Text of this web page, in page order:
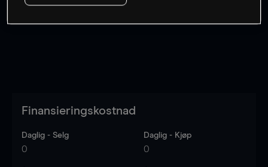
Kursene er veiledende.Log in
Finansieringskostnad
Daglig - Selg
0
Daglig - Kjøp
0